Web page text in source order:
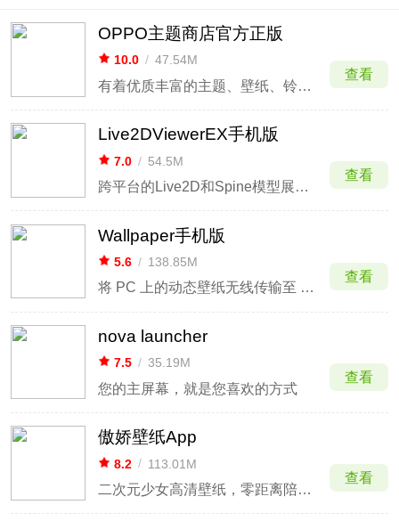
OPPO主题商店官方正版
10.0 / 47.54M
有着优质丰富的主题、壁纸、铃声、字体等资源
查看
Live2DViewerEX手机版
7.0 / 54.5M
跨平台的Live2D和Spine模型展示器
查看
Wallpaper手机版
5.6 / 138.85M
将 PC 上的动态壁纸无线传输至 Android 设备
查看
nova launcher
7.5 / 35.19M
您的主屏幕，就是您喜欢的方式
查看
傲娇壁纸App
8.2 / 113.01M
二次元少女高清壁纸，零距离陪伴你
查看